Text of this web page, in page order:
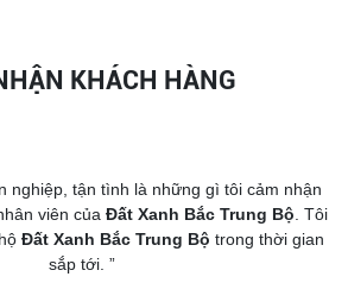
KHÁCH HÀNG
nghiệp, tận tình là những gì tôi cảm nhận
viên của Đất Xanh Bắc Trung Bộ . Tôi
Đất Xanh Bắc Trung Bộ trong thời gian
sắp tới. ”